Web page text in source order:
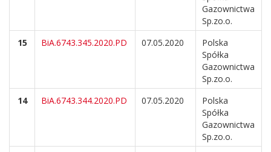
Gazownictwa
Sp.zo.o.
15
BiA.6743.345.2020.PD 07.05.2020
Polska
Spółka
Gazownictwa
Sp.zo.o.
14
BiA.6743.344.2020.PD 07.05.2020
Polska
Spółka
Gazownictwa
Sp.zo.o.